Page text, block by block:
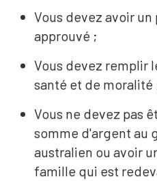
Vous devez avoir
approuvé ;
Vous devez remplir
santé et de moralité
Vous ne devez pas
somme d'argent au
australien ou avoir
famille qui est